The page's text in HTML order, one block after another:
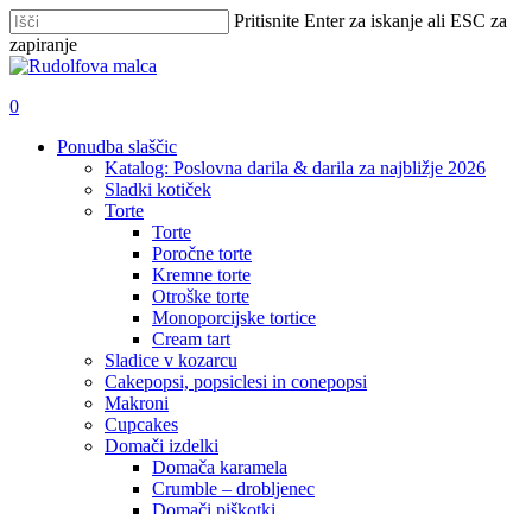
Skip
to
main
Pritisnite Enter za iskanje ali ESC za
zapiranje
Zapri
išči
account
0
Ponudba slaščic
Katalog: Poslovna darila & darila za najbližje 2026
Sladki kotiček
Torte
Torte
Poročne torte
Kremne torte
Otroške torte
Monoporcijske tortice
Cream tart
Sladice v kozarcu
Cakepopsi, popsiclesi in conepopsi
Makroni
Cupcakes
Domači izdelki
Domača karamela
Crumble – drobljenec
Domači piškotki